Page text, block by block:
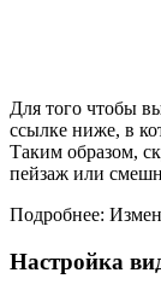
Для того чтобы
ссылке ниже, в
Таким образом,
пейзаж или
Подробнее:
Настройка